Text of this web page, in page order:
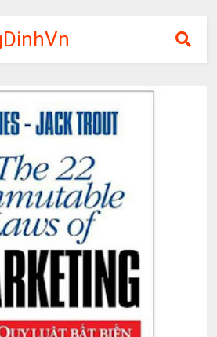
ebook,
học,
học
phí